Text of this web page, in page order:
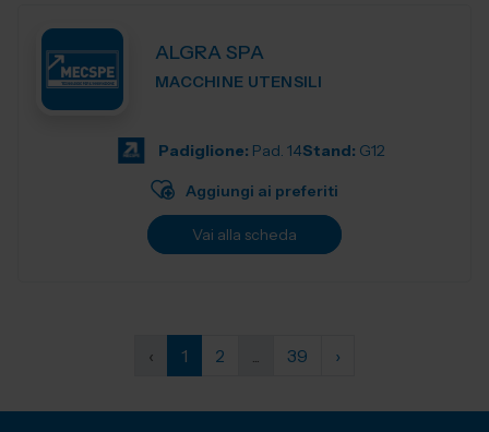
ALGRA SPA
MACCHINE UTENSILI
Padiglione: Pad. 14Stand: G12
Aggiungi ai preferiti
Vai alla scheda
‹ 1 2 ... 39 ›